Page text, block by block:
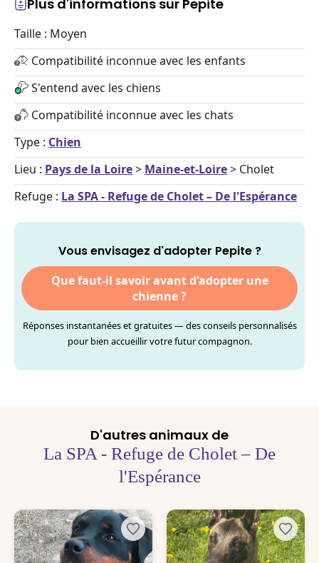
Plus d'informations sur Pepite
Taille : Moyen
Compatibilité inconnue avec les enfants
S'entend avec les chiens
Compatibilité inconnue avec les chats
Type : Chien
Lieu : Pays de la Loire> Maine-et-Loire> Cholet
Refuge : La SPA - Refuge de Cholet – De l'Espérance
Vous envisagez d'adopter Pepite ?
Que faut-il savoir avant d'adopter une
chienne ?
Réponses instantanées et gratuites — des conseils personnalisés
pour bien accueillir votre futur compagnon.
D'autres animaux de
La SPA - Refuge de Cholet – De
l'Espérance